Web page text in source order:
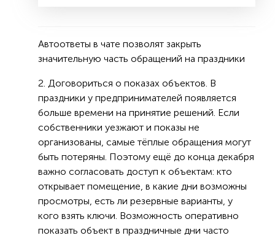
Автоответы в чате позволят закрыть
значительную часть обращений на праздники
2. Договориться о показах объектов. В
праздники у предпринимателей появляется
больше времени на принятие решений. Если
собственники уезжают и показы не
организованы, самые тёплые обращения могут
быть потеряны. Поэтому ещё до конца декабря
важно согласовать доступ к объектам: кто
открывает помещение, в какие дни возможны
просмотры, есть ли резервные варианты, у
кого взять ключи. Возможность оперативно
показать объект в праздничные дни часто